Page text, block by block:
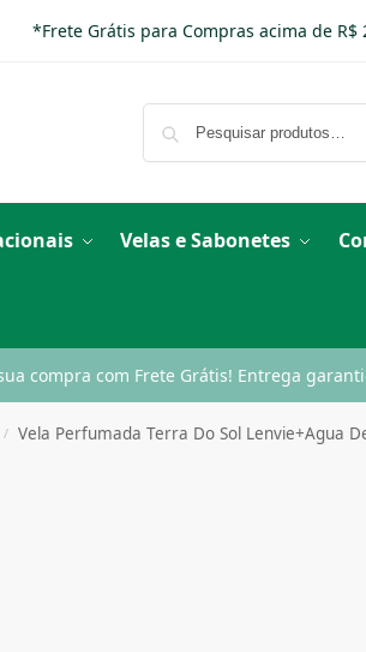
*Frete Grátis para Compras acima de R$
Velas e Sabonetes
compra com Frete Grátis! Entrega
/ Vela Perfumada Terra Do Sol Lenvie+Agua